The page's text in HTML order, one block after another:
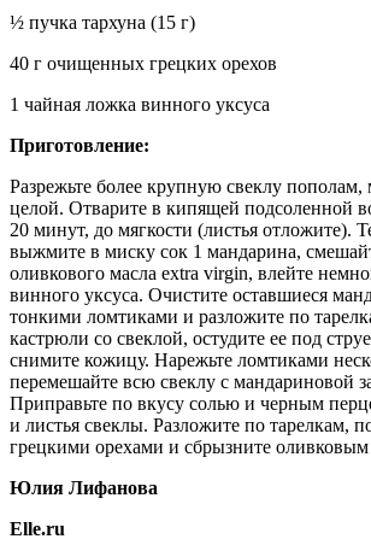
½ пучка тархуна (15 г)
40 г очищенных грецких орехов
1 чайная ложка винного уксуса
Приготовление:
Разрежьте более крупную свеклу пополам,
целой. Отварите в кипящей подсоленной
20 минут, до мягкости (листья отложите).
выжмите в миску сок 1 мандарина,
оливкового масла extra virgin, влейте
винного уксуса. Очистите оставшиеся
тонкими ломтиками и разложите по
кастрюли со свеклой, остудите ее под
снимите кожицу. Нарежьте ломтиками
перемешайте всю свеклу с мандариновой
Приправьте по вкусу солью и черным
и листья свеклы. Разложите по тарелкам,
грецкими орехами и сбрызните
Юлия Лифанова
Elle.ru